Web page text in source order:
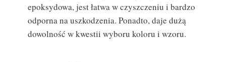
epoksydowa, jest łatwa w czyszczeniu i bardzo
odporna na uszkodzenia. Ponadto, daje dużą
dowolność w kwestii wyboru koloru i wzoru.